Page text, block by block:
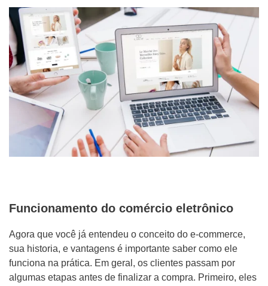
Funcionamento do comércio eletrônico
Agora que você já entendeu o conceito do e-commerce,
sua historia, e vantagens é importante saber como ele
funciona na prática. Em geral, os clientes passam por
algumas etapas antes de finalizar a compra. Primeiro, eles